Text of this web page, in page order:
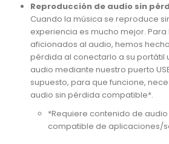
Reproducción de audio sin
Cuando la música se reproduce
experiencia es mucho mejor.
aficionados al audio, hemos
pérdida al conectarlo a su portátil
audio mediante nuestro puerto
supuesto, para que funcione,
audio sin pérdida compatible*.
*Requiere contenido de
compatible de aplicaciones/